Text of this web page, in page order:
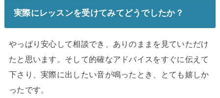
実際にレッスンを受けてみてどうでしたか？
やっぱり安心して相談でき、ありのままを見ていただけ
たと思います。 そして的確なアドバイスをすぐに伝えて
下さり、実際に出したい音が鳴ったとき、とても嬉しか
ったです。